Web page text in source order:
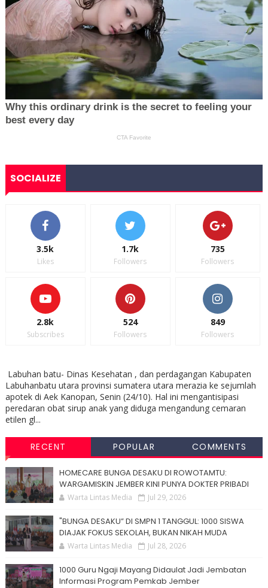
SOCIALIZE
3.5k
Likes
1.7k
Followers
735
Followers
2.8k
Subscribes
524
Followers
849
Followers
Labuhan batu- Dinas Kesehatan , dan perdagangan Kabupaten
Labuhanbatu utara provinsi sumatera utara merazia ke sejumlah
apotek di Aek Kanopan, Senin (24/10). Hal ini mengantisipasi
peredaran obat sirup anak yang diduga mengandung cemaran
etilen gl...
RECENT POPULAR COMMENTS
HOMECARE BUNGA DESAKU DI ROWOTAMTU:
WARGAMISKIN JEMBER KINI PUNYA DOKTER PRIBADI
Warta Lintas Media Jul 29, 2026
"BUNGA DESAKU” DI SMPN 1 TANGGUL: 1000 SISWA
DIAJAK FOKUS SEKOLAH, BUKAN NIKAH MUDA
Warta Lintas Media Jul 28, 2026
1000 Guru Ngaji Mayang Didaulat Jadi Jembatan
Informasi Program Pemkab Jember